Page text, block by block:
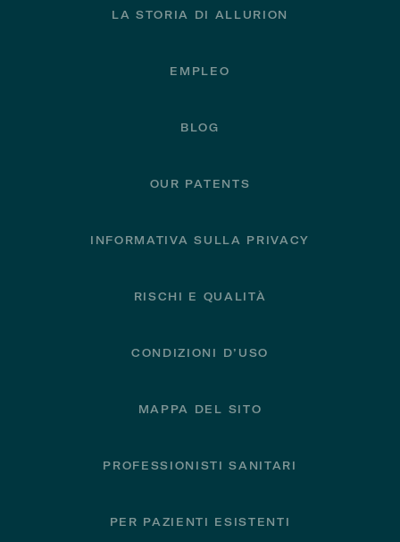
LA STORIA DI ALLURION
EMPLEO
BLOG
OUR PATENTS
INFORMATIVA SULLA PRIVACY
RISCHI E QUALITÀ
CONDIZIONI D’USO
MAPPA DEL SITO
PROFESSIONISTI SANITARI
PER PAZIENTI ESISTENTI